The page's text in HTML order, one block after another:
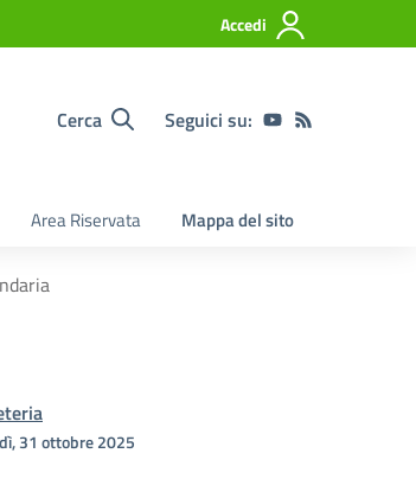
Accedi
Cerca Seguici su:
Area Riservata Mappa del sito
31 ottobre 2025